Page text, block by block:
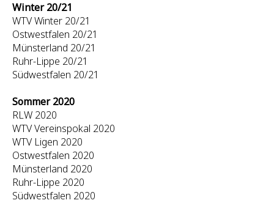
Winter 20/21
WTV Winter 20/21
Ostwestfalen 20/21
Münsterland 20/21
Ruhr-Lippe 20/21
Südwestfalen 20/21
Sommer 2020
RLW 2020
WTV Vereinspokal 2020
WTV Ligen 2020
Ostwestfalen 2020
Münsterland 2020
Ruhr-Lippe 2020
Südwestfalen 2020